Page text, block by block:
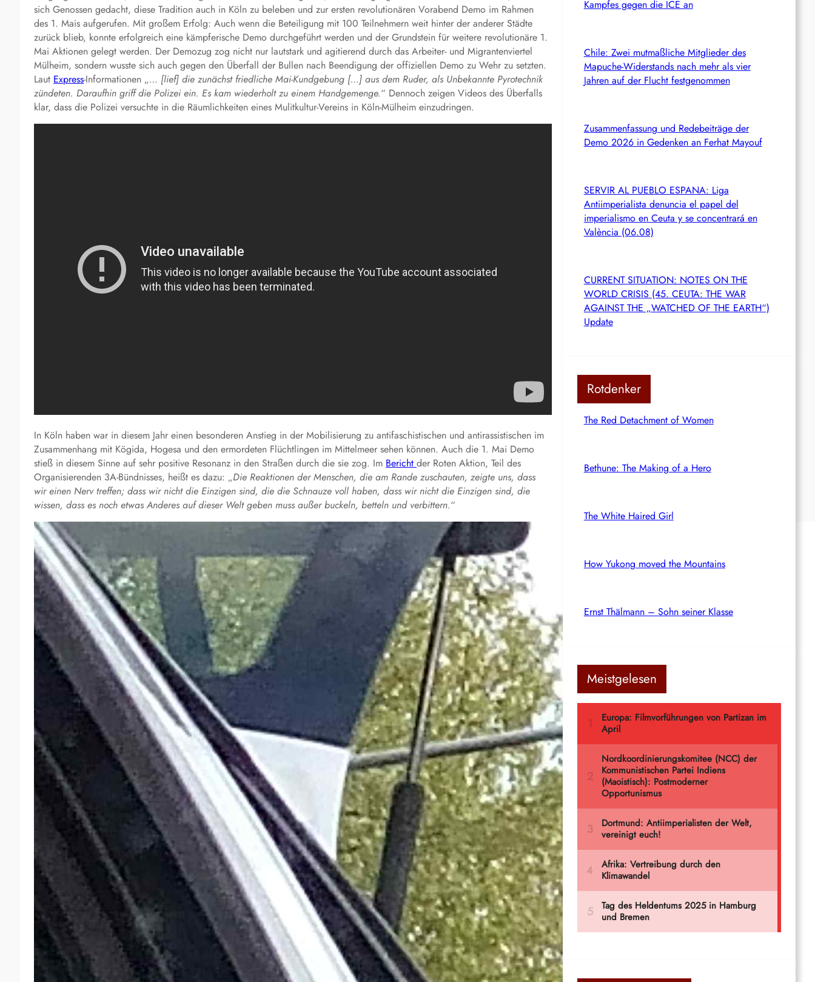
sich Genossen gedacht, diese Tradition auch in Köln zu beleben und zur ersten revolutionären Vorabend Demo im Rahmen
des 1. Mais aufgerufen. Mit großem Erfolg: Auch wenn die Beteiligung mit 100 Teilnehmern weit hinter der anderer Städte
zurück blieb, konnte erfolgreich eine kämpferische Demo durchgeführt werden und der Grundstein für weitere revolutionäre 1.
Mai Aktionen gelegt werden. Der Demozug zog nicht nur lautstark und agitierend durch das Arbeiter- und Migrantenviertel
Mülheim, sondern wusste sich auch gegen den Überfall der Bullen nach Beendigung der offiziellen Demo zu Wehr zu setzten.
Laut Express-Informationen „… [lief] die zunächst friedliche Mai-Kundgebung […] aus dem Ruder, als Unbekannte Pyrotechnik
zündeten. Daraufhin griff die Polizei ein. Es kam wiederholt zu einem Handgemenge.“ Dennoch zeigen Videos des Überfalls
klar, dass die Polizei versuchte in die Räumlichkeiten eines Mulitkultur-Vereins in Köln-Mülheim einzudringen.
In Köln haben war in diesem Jahr einen besonderen Anstieg in der Mobilisierung zu antifaschistischen und antirassistischen im
Zusammenhang mit Kögida, Hogesa und den ermordeten Flüchtlingen im Mittelmeer sehen können. Auch die 1. Mai Demo
stieß in diesem Sinne auf sehr positive Resonanz in den Straßen durch die sie zog. Im Bericht der Roten Aktion, Teil des
Organisierenden 3A-Bündnisses, heißt es dazu: „Die Reaktionen der Menschen, die am Rande zuschauten, zeigte uns, dass
wir einen Nerv treffen; dass wir nicht die Einzigen sind, die die Schnauze voll haben, dass wir nicht die Einzigen sind, die
wissen, dass es noch etwas Anderes auf dieser Welt geben muss außer buckeln, betteln und verbittern.“
Kampfes gegen die ICE an
Chile: Zwei mutmaßliche Mitglieder des
Mapuche-Widerstands nach mehr als vier
Jahren auf der Flucht festgenommen
Zusammenfassung und Redebeiträge der
Demo 2026 in Gedenken an Ferhat Mayouf
SERVIR AL PUEBLO ESPANA: Liga
Antiimperialista denuncia el papel del
imperialismo en Ceuta y se concentrará en
València (06.08)
CURRENT SITUATION: NOTES ON THE
WORLD CRISIS (45. CEUTA: THE WAR
AGAINST THE „WATCHED OF THE EARTH“)
Update
Rotdenker
The Red Detachment of Women
Bethune: The Making of a Hero
The White Haired Girl
How Yukong moved the Mountains
Ernst Thälmann – Sohn seiner Klasse
Meistgelesen